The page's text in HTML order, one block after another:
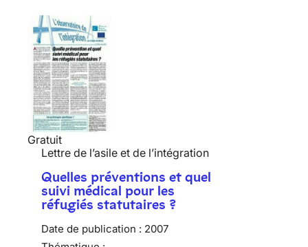
Gratuit
Lettre de l’asile et de l’intégration
Quelles préventions et quel
suivi médical pour les
réfugiés statutaires ?
Date de publication : 2007